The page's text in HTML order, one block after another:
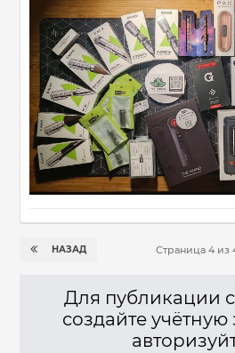
НАЗАД Страница 4 из
Для публикации
создайте учётную